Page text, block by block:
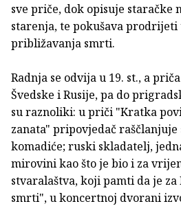
sve priče, dok opisuje staračke
starenja, te pokušava
približavanja smrti.
Radnja se odvija u 19. st., a
Švedske i Rusije, pa do
su raznoliki: u priči "Kratka
zanata" pripovjedač raščlanjuje
komadiće; ruski skladatelj,
mirovini kao što je bio i za
stvaralaštva, koji pamti da je
smrti", u koncertnoj dvorani